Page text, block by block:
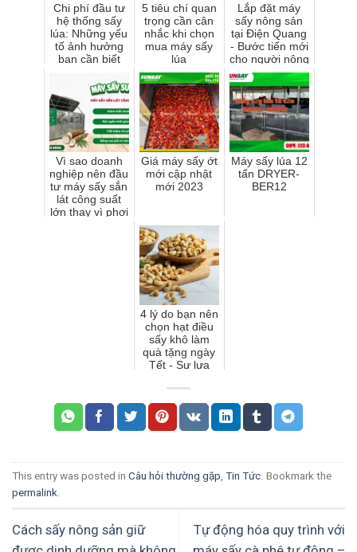
Chi phí đầu tư
hệ thống sấy
lúa: Những yếu
tố ảnh hưởng
bạn cần biết
5 tiêu chí quan
trọng cần cân
nhắc khi chọn
mua máy sấy
lúa
Lắp đặt máy
sấy nông sản
tại Điện Quang
- Bước tiến mới
cho người nông
dân
Vì sao doanh
nghiệp nên đầu
tư máy sấy sắn
lát công suất
lớn thay vì phơi
Giá máy sấy ớt
mới cập nhật
mới 2023
Máy sấy lúa 12
tấn DRYER-
BER12
4 lý do bạn nên
chọn hạt điều
sấy khô làm
quà tặng ngày
Tết - Sự lựa
và ý nghĩa
This entry was posted in Câu hỏi thường gặp, Tin Tức. Bookmark the
permalink.
Cách sấy nông sản giữ
Tự động hóa quy trình với